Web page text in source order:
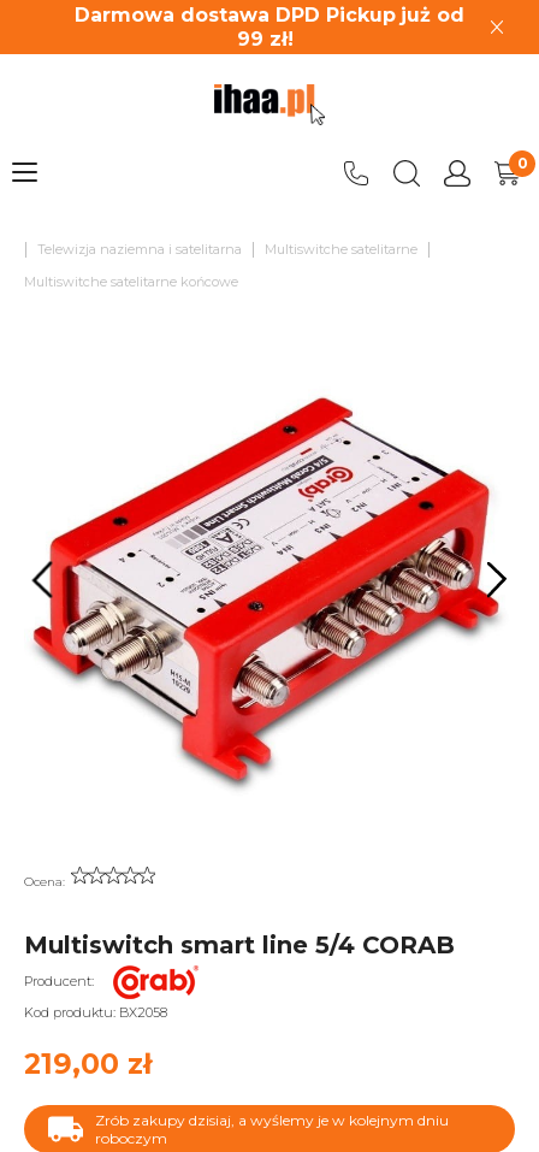
Darmowa dostawa DPD Pickup już od
99 zł!
| Telewizja naziemna i satelitarna | Multiswitche satelitarne |
Multiswitche satelitarne końcowe
Ocena:
Multiswitch smart line 5/4 CORAB
Producent:
Kod produktu: BX2058
219,00 zł
Zrób zakupy dzisiaj, a wyślemy je w kolejnym dniu
roboczym